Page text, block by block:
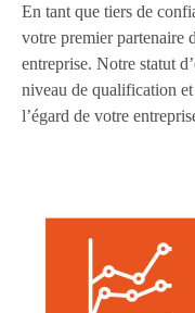
En tant que tiers de
votre premier partenaire
entreprise. Notre statut
niveau de qualification
l’égard de votre